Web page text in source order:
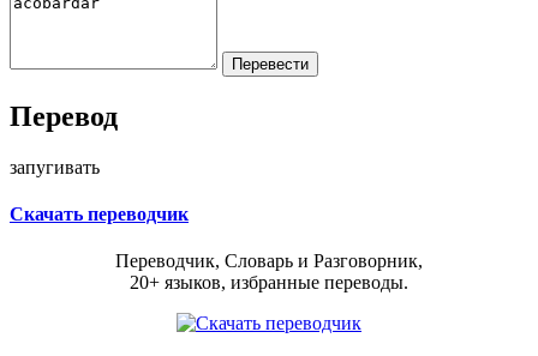
Перевод
запугивать
Скачать переводчик
Переводчик, Словарь и Разговорник,
20+ языков, избранные переводы.